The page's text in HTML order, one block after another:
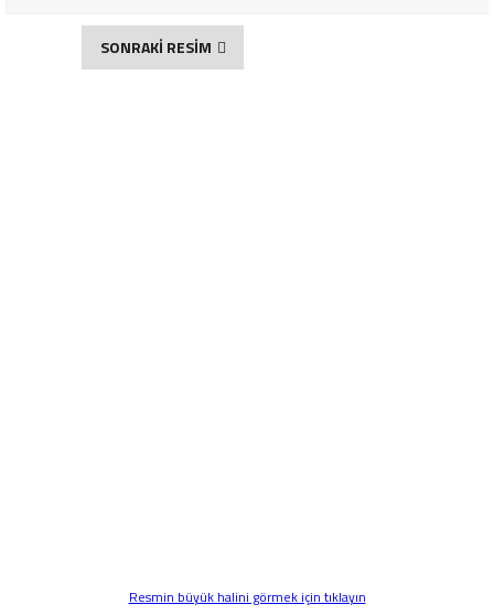
SONRAKİ RESİM
Resmin büyük halini görmek için tıklayın